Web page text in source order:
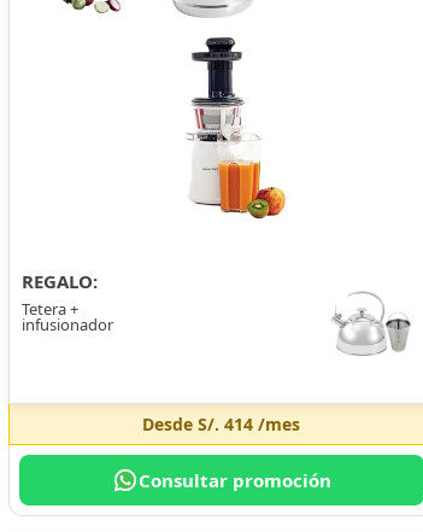
REGALO:
Tetera +
infusionador
DesdeS/. 414 /mes
Consultar promoción